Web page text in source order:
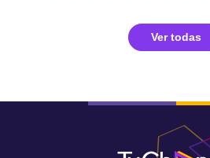
Ver todas